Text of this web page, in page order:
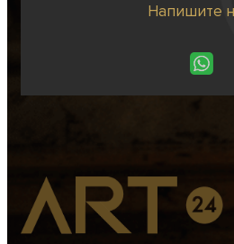
Напишите